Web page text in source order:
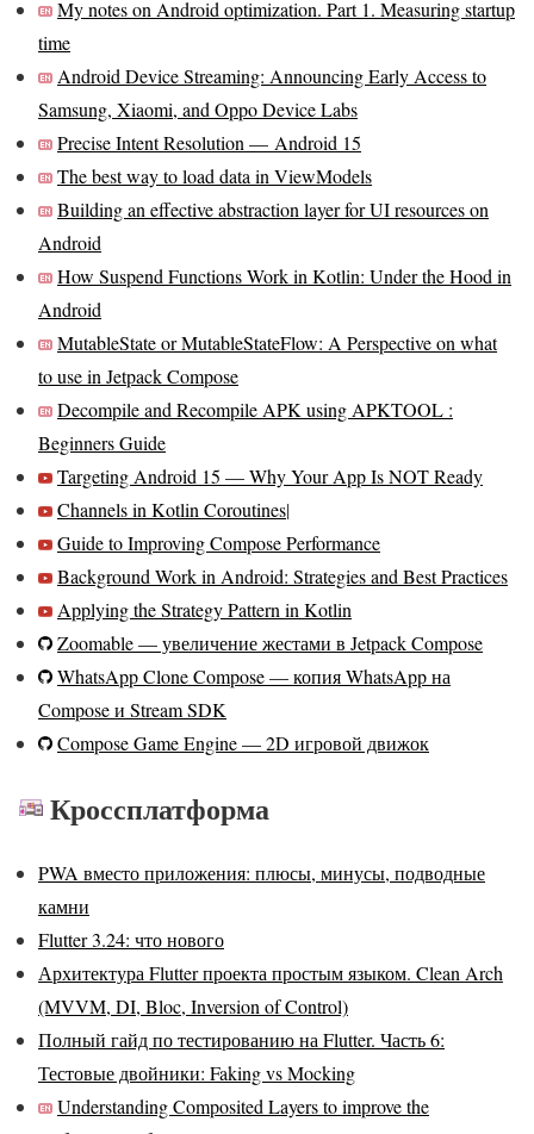
My notes on Android optimization. Part 1. Measuring startup
time
Android Device Streaming: Announcing Early Access to
Samsung, Xiaomi, and Oppo Device Labs
Precise Intent Resolution — Android 15
The best way to load data in ViewModels
Building an effective abstraction layer for UI resources on
Android
How Suspend Functions Work in Kotlin: Under the Hood in
Android
MutableState or MutableStateFlow: A Perspective on what
to use in Jetpack Compose
Decompile and Recompile APK using APKTOOL :
Beginners Guide
Targeting Android 15 — Why Your App Is NOT Ready
Channels in Kotlin Coroutines|
Guide to Improving Compose Performance
Background Work in Android: Strategies and Best Practices
Applying the Strategy Pattern in Kotlin
Zoomable — увеличение жестами в Jetpack Compose
WhatsApp Clone Compose — копия WhatsApp на
Compose и Stream SDK
Compose Game Engine — 2D игровой движок
Кроссплатформа
PWA вместо приложения: плюсы, минусы, подводные
камни
Flutter 3.24: что нового
Архитектура Flutter проекта простым языком. Clean Arch
(MVVM, DI, Bloc, Inversion of Control)
Полный гайд по тестированию на Flutter. Часть 6:
Тестовые двойники: Faking vs Mocking
Understanding Composited Layers to improve the